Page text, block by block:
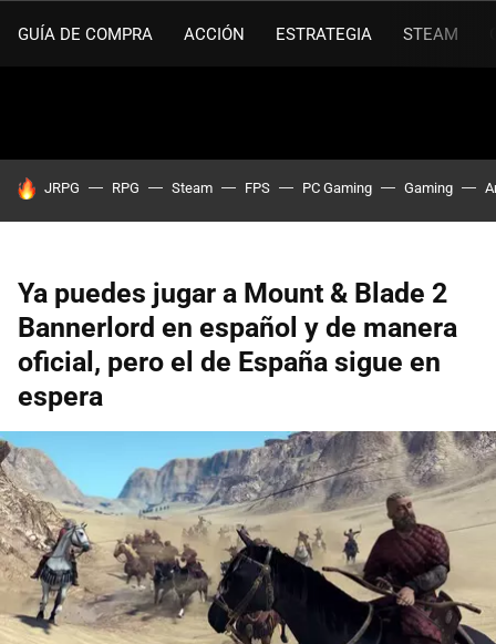
GUÍA DE COMPRA ACCIÓN ESTRATEGIA STEAM
HOY SE HABLA DE
JRPG RPG Steam FPS PC Gaming Gaming
Ya puedes jugar a Mount & Blade 2
Bannerlord en español y de manera
oficial, pero el de España sigue en
espera